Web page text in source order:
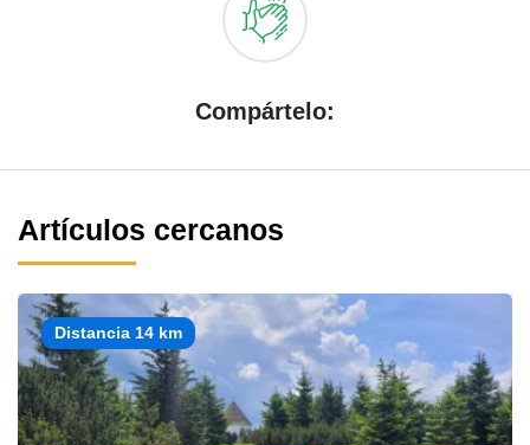
Compártelo:
Artículos cercanos
Distancia 14 km